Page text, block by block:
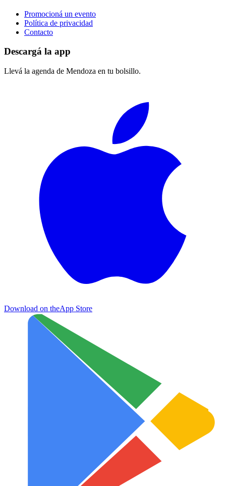
Promocioná un evento
Política de privacidad
Contacto
Descargá la app
Llevá la agenda de Mendoza en tu bolsillo.
Download on theApp Store